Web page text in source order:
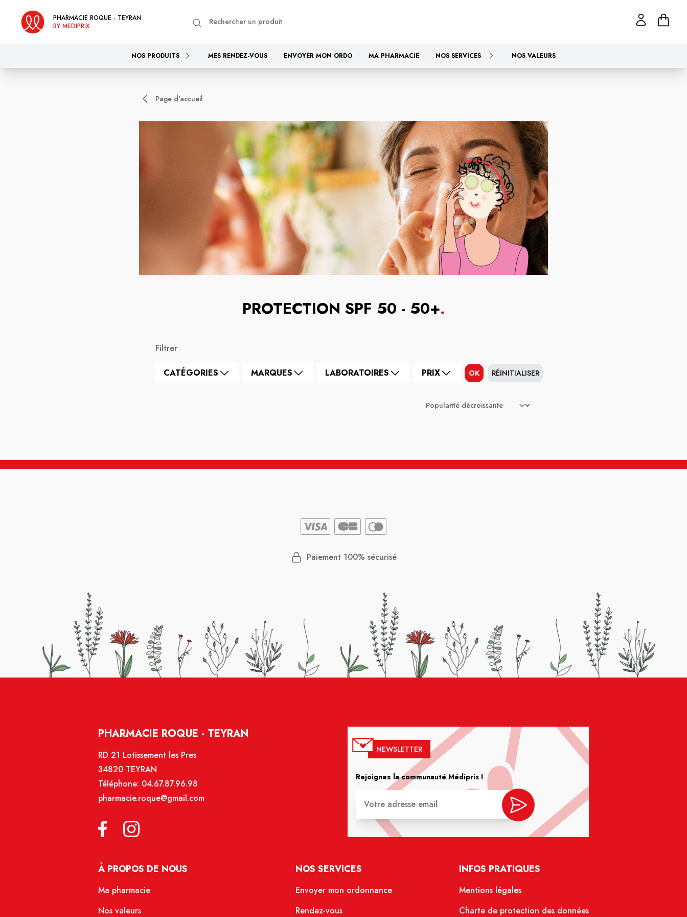
PHARMACIE ROQUE - TEYRAN
BY MEDIPRIX
NOS PRODUITS MES RENDEZ-VOUS ENVOYER MON ORDO MA PHARMACIE NOS SERVICES NOS VALEURS
Page d'accueil
PROTECTION SPF 50 - 50+.
Filtrer
CATÉGORIES MARQUES LABORATOIRES PRIX OK RÉINITIALISER
Paiement 100% sécurisé
PHARMACIE ROQUE - TEYRAN
RD 21 Lotissement les Pres
34820 TEYRAN
Téléphone: 04.67.87.96.98
pharmacie.roque@gmail.com
NEWSLETTER
Rejoignez la communauté Médiprix !
À PROPOS DE NOUS
Ma pharmacie
Nos valeurs
NOS SERVICES
Envoyer mon ordonnance
Rendez-vous
INFOS PRATIQUES
Mentions légales
Charte de protection des données